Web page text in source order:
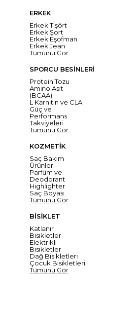
ERKEK
Erkek Tişört
Erkek Şort
Erkek Eşofman
Erkek Jean
Tümünü Gör
SPORCU BESİNLERİ
Protein Tozu
Amino Asit
(BCAA)
L Karnitin ve CLA
Güç ve
Performans
Takviyeleri
Tümünü Gör
KOZMETİK
Saç Bakım
Ürünleri
Parfüm ve
Deodorant
Highlighter
Saç Boyası
Tümünü Gör
BİSİKLET
Katlanır
Bisikletler
Elektrikli
Bisikletler
Dağ Bisikletleri
Çocuk Bisikletleri
Tümünü Gör